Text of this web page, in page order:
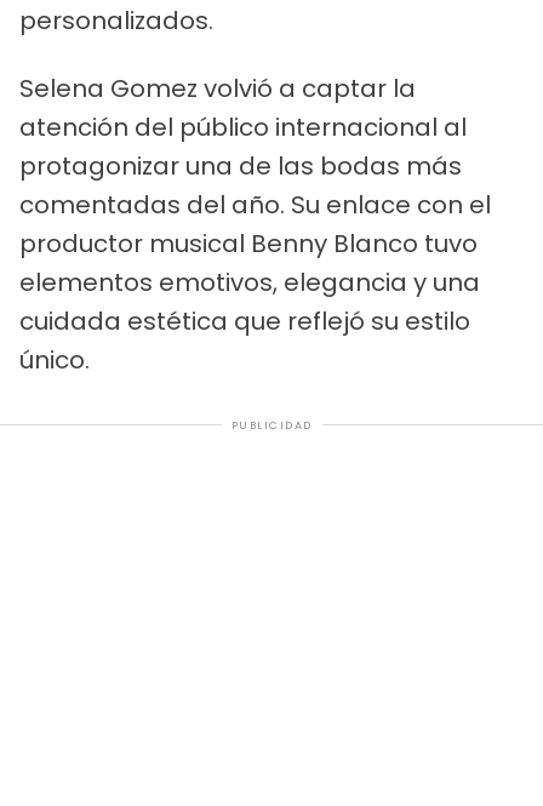
personalizados.
Selena Gomez volvió a captar la
atención del público internacional al
protagonizar una de las bodas más
comentadas del año. Su enlace con el
productor musical Benny Blanco tuvo
elementos emotivos, elegancia y una
cuidada estética que reflejó su estilo
único.
PUBLICIDAD